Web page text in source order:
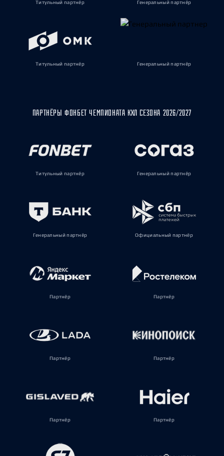
Титульный партнёр Генеральный партнёр
Титульный партнёр Генеральный партнёр
ПАРТНЁРЫ ФОНБЕТ ЧЕМПИОНАТА КХЛ СЕЗОНА 2026/2027
Титульный партнёр Генеральный партнёр
Генеральный партнёр Официальный партнёр
Партнёр Партнёр
Партнёр Партнёр
Партнёр Партнёр